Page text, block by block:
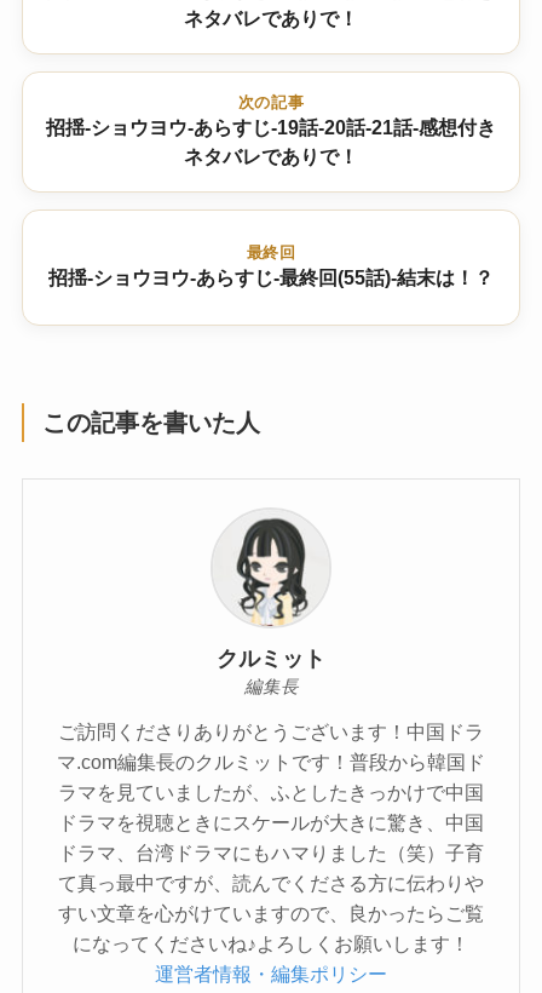
ネタバレでありで！
次の記事
招揺-ショウヨウ-あらすじ-19話-20話-21話-感想付き
ネタバレでありで！
最終回
招揺-ショウヨウ-あらすじ-最終回(55話)-結末は！？
この記事を書いた人
クルミット
編集長
ご訪問くださりありがとうございます！中国ドラ
マ.com編集長のクルミットです！普段から韓国ド
ラマを見ていましたが、ふとしたきっかけで中国
ドラマを視聴ときにスケールが大きに驚き、中国
ドラマ、台湾ドラマにもハマりました（笑）子育
て真っ最中ですが、読んでくださる方に伝わりや
すい文章を心がけていますので、良かったらご覧
になってくださいね♪よろしくお願いします！
運営者情報・編集ポリシー